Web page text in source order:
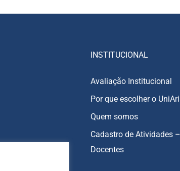
INSTITUCIONAL
Avaliação Institucional
Por que escolher o UniAri
Quem somos
Cadastro de Atividades –
Docentes